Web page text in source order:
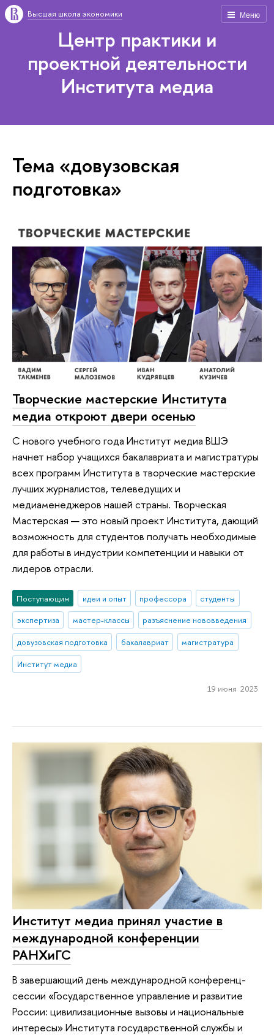
Меню
Высшая школа экономики
Центр практики и
проектной деятельности
Института медиа
Тема «довузовская
подготовка»
Творческие мастерские Института
медиа откроют двери осенью
С нового учебного года Институт медиа ВШЭ
начнет набор учащихся бакалавриата и магистратуры
всех программ Института в творческие мастерские
лучших журналистов, телеведущих и
медиаменеджеров нашей страны. Творческая
Мастерская — это новый проект Института, дающий
возможность для студентов получать необходимые
для работы в индустрии компетенции и навыки от
лидеров отрасли.
Поступающим идеи и опыт профессора
студенты
экспертиза
мастер-классы
разъяснение нововведения
довузовская подготовка
бакалавриат
магистратура
Институт медиа
19 июня 2023
Институт медиа принял участие в
международной конференции
РАНХиГС
В завершающий день международной конференц-
сессии «Государственное управление и развитие
России: цивилизационные вызовы и национальные
интересы» Института государственной службы и